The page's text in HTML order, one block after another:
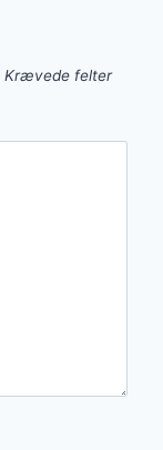
Krævede felter